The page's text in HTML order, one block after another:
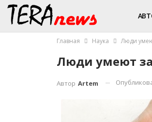
Главная Наука Люди
Люди умеют
Автор Artem